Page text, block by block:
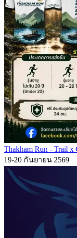
Thakham Run - Trail x
19-20 กันยายน 2569